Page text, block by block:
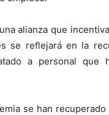
alianza que
se reflejará en la
a personal que
se han